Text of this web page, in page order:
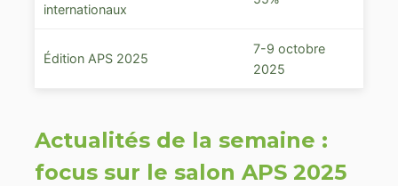
internationaux
Édition APS 2025
7-9 octobre
2025
Actualités de la semaine :
focus sur le salon APS 2025